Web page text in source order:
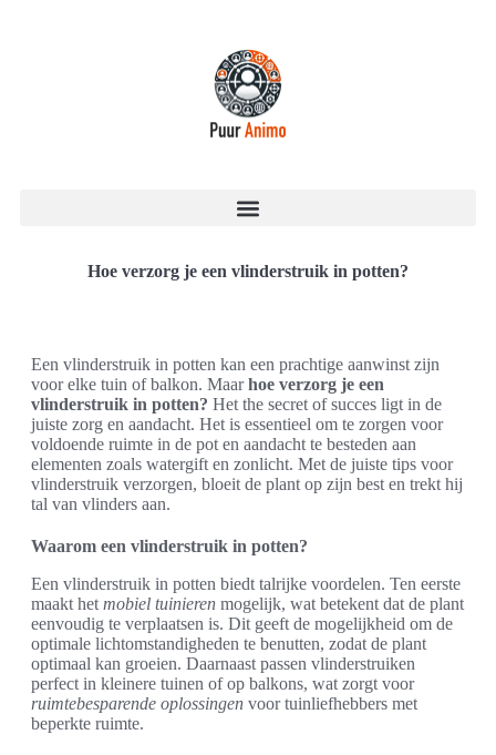
Hoe verzorg je een vlinderstruik in potten?
Een vlinderstruik in potten kan een prachtige aanwinst zijn
voor elke tuin of balkon. Maarhoe verzorg je een
vlinderstruik in potten? Het the secret of succes ligt in de
juiste zorg en aandacht. Het is essentieel om te zorgen voor
voldoende ruimte in de pot en aandacht te besteden aan
elementen zoals watergift en zonlicht. Met de juiste tips voor
vlinderstruik verzorgen, bloeit de plant op zijn best en trekt hij
tal van vlinders aan.
Waarom een vlinderstruik in potten?
Een vlinderstruik in potten biedt talrijke voordelen. Ten eerste
maakt het mobiel tuinieren mogelijk, wat betekent dat de plant
eenvoudig te verplaatsen is. Dit geeft de mogelijkheid om de
optimale lichtomstandigheden te benutten, zodat de plant
optimaal kan groeien. Daarnaast passen vlinderstruiken
perfect in kleinere tuinen of op balkons, wat zorgt voor
ruimtebesparende oplossingen voor tuinliefhebbers met
beperkte ruimte.